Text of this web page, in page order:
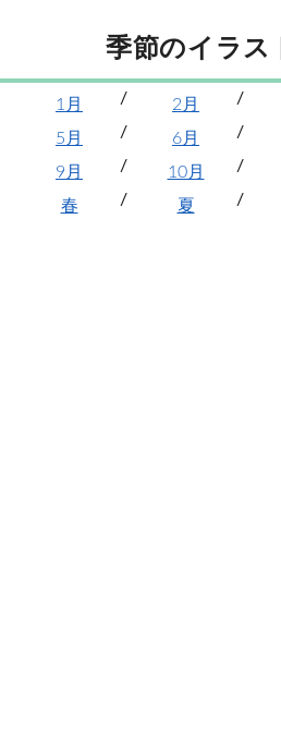
季節のイラス
1月 2月
5月
6月
9月
10月
春
夏